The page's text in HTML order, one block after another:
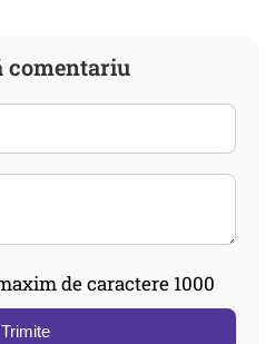
comentariu
de caractere 1000
Trimite